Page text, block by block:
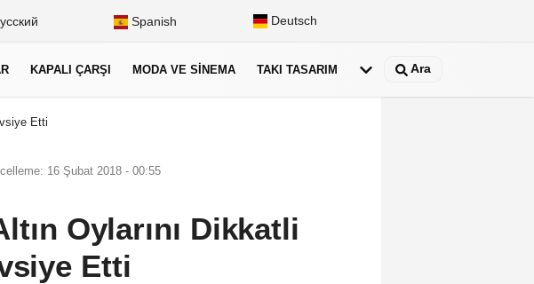
Spanish Deutsch
KAPALI ÇARŞI MODA VE SINEMA TAKI TASARIM Ara
Etti
16 Şubat 2018 - 00:55
Oylarını Dikkatli
Etti